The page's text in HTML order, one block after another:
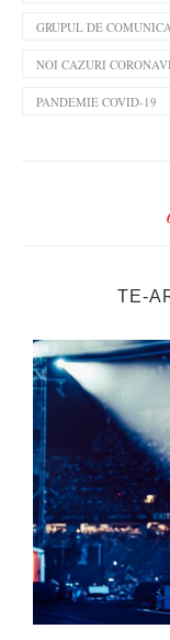
GRUPUL DE
NOI CAZURI
PANDEMIE COVID-19
TE-